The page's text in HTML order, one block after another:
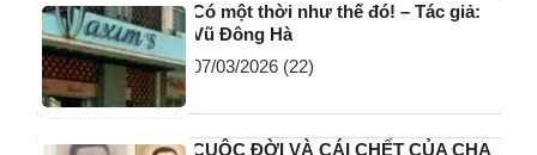
Có một thời như thế đó! – Tác giả:
Vũ Đông Hà
07/03/2026 (22)
CUỘC ĐỜI VÀ CÁI CHẾT CỦA CHA